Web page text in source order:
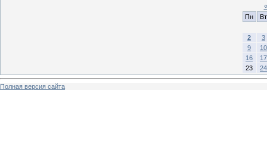
«
Пн
Вт
2
3
9
10
16
17
23
24
Полная версия сайта